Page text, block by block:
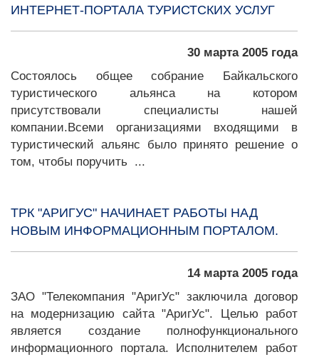
ИНТЕРНЕТ-ПОРТАЛА ТУРИСТСКИХ УСЛУГ
30 марта 2005 года
Состоялось общее собрание Байкальского
туристического альянса на котором
присутствовали специалисты нашей
компании.Всеми организациями входящими в
туристический альянс было принято решение о
том, чтобы поручить ...
ТРК "АРИГУС" НАЧИНАЕТ РАБОТЫ НАД
НОВЫМ ИНФОРМАЦИОННЫМ ПОРТАЛОМ.
14 марта 2005 года
ЗАО "Телекомпания "АригУс" заключила договор
на модернизацию сайта "АригУс". Целью работ
является создание полнофункционального
информационного портала. Исполнителем работ